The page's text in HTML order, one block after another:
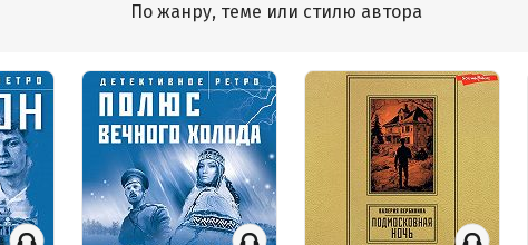
По жанру, теме или стилю автора